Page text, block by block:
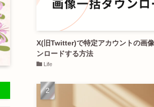
X(旧Twitter)で特定アカウントの画
ンロードする方法
Life